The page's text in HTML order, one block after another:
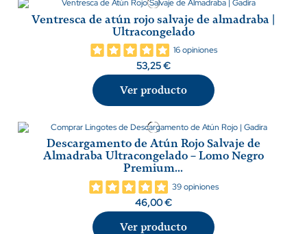
Ventresca de atún rojo salvaje de almadraba |
Ultracongelado
16 opiniones
53,25 €
Ver producto
Descargamento de Atún Rojo Salvaje de
Almadraba Ultracongelado – Lomo Negro
Premium...
39 opiniones
46,00 €
Ver producto